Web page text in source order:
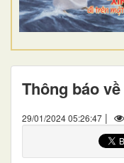
Thông báo
29/01/2024 05:26:47 |